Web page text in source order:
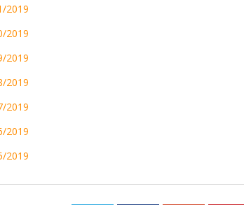
2019
2019
2019
2019
2019
2019
2019